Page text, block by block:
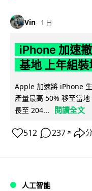
Vin 1 日
iPhone 加速
基地 上年組
Apple 加速將 iPhone
產量最高 50% 移至當
長至 204...
閱讀全文
512 237 ↗
人工智能